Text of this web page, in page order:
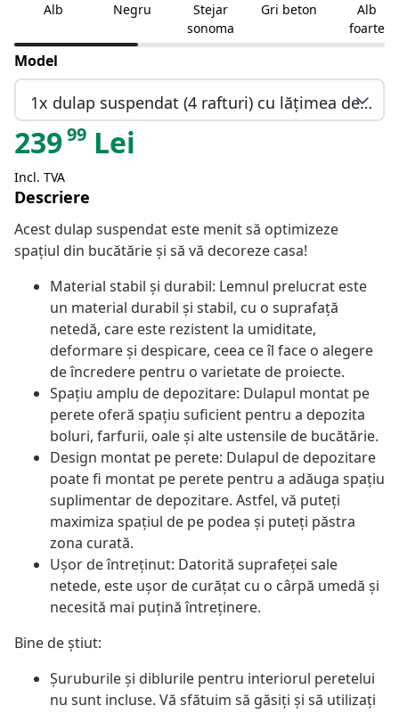
Alb Negru
Stejar
sonoma
Gri beton
Alb
foarte
lucios
Model
1x dulap suspendat (4 rafturi) cu lățimea de 40 cm și înălțimea de 60 cm
23999 Lei
Incl. TVA
Descriere
Acest dulap suspendat este menit să optimizeze
spațiul din bucătărie și să vă decoreze casa!
Material stabil și durabil: Lemnul prelucrat este
un material durabil și stabil, cu o suprafață
netedă, care este rezistent la umiditate,
deformare și despicare, ceea ce îl face o alegere
de încredere pentru o varietate de proiecte.
Spațiu amplu de depozitare: Dulapul montat pe
perete oferă spațiu suficient pentru a depozita
boluri, farfurii, oale și alte ustensile de bucătărie.
Design montat pe perete: Dulapul de depozitare
poate fi montat pe perete pentru a adăuga spațiu
suplimentar de depozitare. Astfel, vă puteți
maximiza spațiul de pe podea și puteți păstra
zona curată.
Ușor de întreținut: Datorită suprafeței sale
netede, este ușor de curățat cu o cârpă umedă și
necesită mai puțină întreținere.
Bine de știut:
Șuruburile și diblurile pentru interiorul peretelui
nu sunt incluse. Vă sfătuim să găsiți și să utilizați